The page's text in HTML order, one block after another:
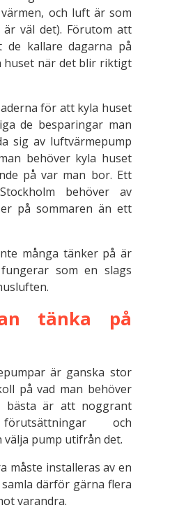
och luft är som
väl det). Förutom att
de kallare dagarna på
huset när det blir riktigt
för att kyla huset
de besparingar man
sig av luftvärmepump
behöver kyla huset
på var man bor. Ett
behöver av
på sommaren än ett
många tänker på är
som en slags
tänka på
är ganska stor
på vad man behöver
är att noggrant
och
välja pump utifrån det.
måste installeras av en
därför gärna flera
varandra.